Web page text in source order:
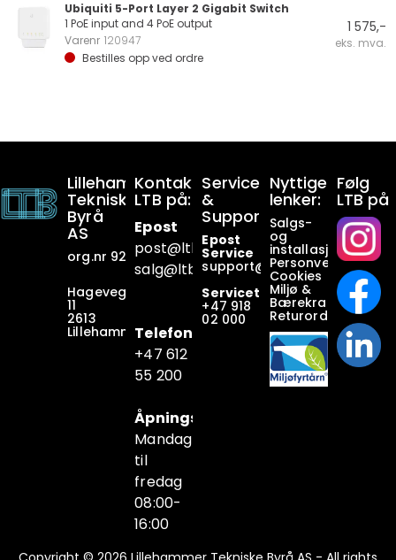
Ubiquiti 5-Port Layer 2 Gigabit Switch
1 PoE input and 4 PoE output
Varenr 120947
Bestilles opp ved ordre
1 575,-
eks. mva.
Lillehammer
Tekniske
Byrå
AS
org.nr 928649911
Hagevegen
11
2613
Lillehammer
Kontakt
LTB på:
Epost
post@ltb .no
salg@ltb.no
Telefon
+47 612
55 200
Åpningstider
Mandag
til
fredag
08:00-
16:00
Service
&
Support:
Epost
Service
support@ltb.no
Servicetelefon
+47 918
02 000
Nyttige
lenker:
Salgs-
og
Personvern
Cookies
Miljø &
Bærekraft
Returordninger
Følg
LTB på